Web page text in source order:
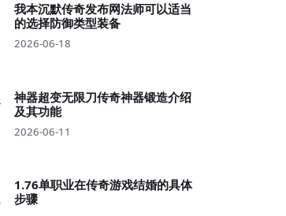
我本沉默传奇发布网法师可以适当
的选择防御类型装备
2026-06-18
神器超变无限刀传奇神器锻造介绍
及其功能
2026-06-11
1.76单职业在传奇游戏结婚的具体
步骤